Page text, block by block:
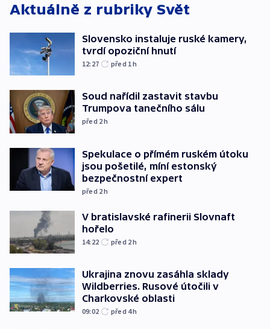
Aktuálně z rubriky Svět
Slovensko instaluje ruské kamery,
tvrdí opoziční hnutí
12:27 před 1h
Soud nařídil zastavit stavbu
Trumpova tanečního sálu
před 2h
Spekulace o přímém ruském útoku
jsou pošetilé, míní estonský
bezpečnostní expert
před 2h
V bratislavské rafinerii Slovnaft
hořelo
14:22 před 2h
Ukrajina znovu zasáhla sklady
Wildberries. Rusové útočili v
Charkovské oblasti
09:02 před 4h